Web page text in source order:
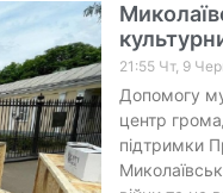
21:55 Чт, 9
Допомогу
центр
підтримки